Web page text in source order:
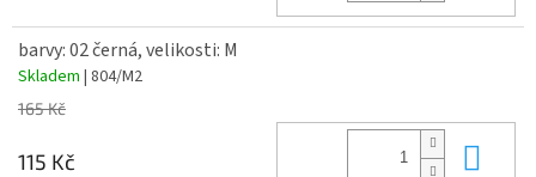
barvy: 02 černá, velikosti: M
Skladem | 804/M2
165 Kč
115 Kč